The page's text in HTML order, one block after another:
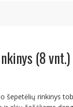
(8 vnt.)
šepetėlių rinkinys